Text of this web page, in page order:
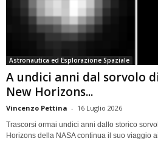
Astronautica ed Esplorazione Spaziale
A undici anni dal sorvolo
New Horizons...
Vincenzo Pettina - 16 Luglio 2026
Trascorsi ormai undici anni dallo storico
Horizons della NASA continua il suo viaggio